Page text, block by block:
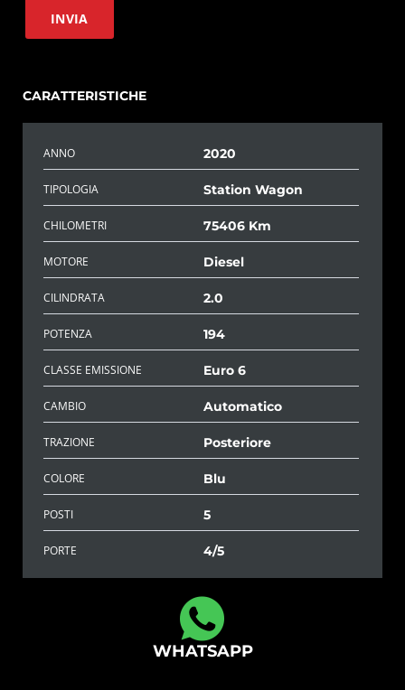
CARATTERISTICHE
ANNO 2020
TIPOLOGIA Station Wagon
CHILOMETRI 75406 Km
MOTORE Diesel
CILINDRATA 2.0
POTENZA 194
CLASSE EMISSIONE Euro 6
CAMBIO Automatico
TRAZIONE Posteriore
COLORE Blu
POSTI 5
PORTE 4/5
WHATSAPP